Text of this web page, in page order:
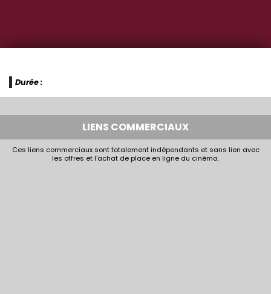
Durée :
LIENS COMMERCIAUX
Ces liens commerciaux sont totalement indépendants et sans lien avec
les offres et l'achat de place en ligne du cinéma.